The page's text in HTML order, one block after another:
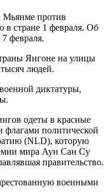
Мьянме против
в стране 1 февраля. Об
7 февраля.
Янгоне на улицы
людей.
диктатуры,
одеты в красные
политической
(NLD), которую
мира Аун Сан Су
правительство.
военными